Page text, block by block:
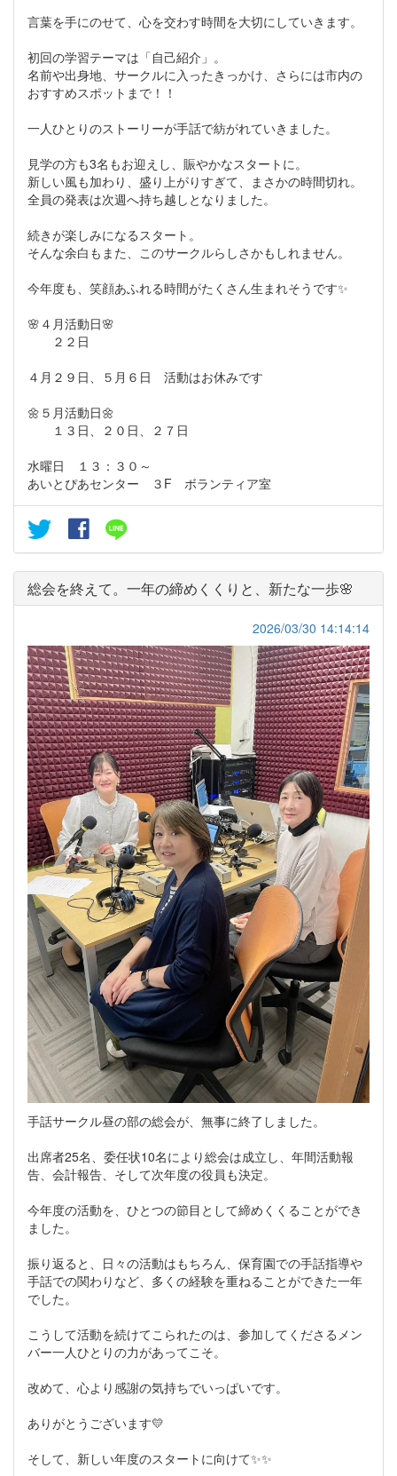
言葉を手にのせて、心を交わす時間を大切にしていきます。
初回の学習テーマは「自己紹介」。
名前や出身地、サークルに入ったきっかけ、さらには市内の
おすすめスポットまで！！
一人ひとりのストーリーが手話で紡がれていきました。
見学の方も3名もお迎えし、賑やかなスタートに。
新しい風も加わり、盛り上がりすぎて、まさかの時間切れ。
全員の発表は次週へ持ち越しとなりました。
続きが楽しみになるスタート。
そんな余白もまた、このサークルらしさかもしれません。
今年度も、笑顔あふれる時間がたくさん生まれそうです✨
🌸４月活動日🌸
２２日
４月２９日、５月６日 活動はお休みです
🌼５月活動日🌼
１３日、２０日、２７日
水曜日 １３：３０～
あいとぴあセンター ３F ボランティア室
総会を終えて。一年の締めくくりと、新たな一歩🌸
2026/03/30 14:14:14
手話サークル昼の部の総会が、無事に終了しました。
出席者25名、委任状10名により総会は成立し、年間活動報
告、会計報告、そして次年度の役員も決定。
今年度の活動を、ひとつの節目として締めくくることができ
ました。
振り返ると、日々の活動はもちろん、保育園での手話指導や
手話での関わりなど、多くの経験を重ねることができた一年
でした。
こうして活動を続けてこられたのは、参加してくださるメン
バー一人ひとりの力があってこそ。
改めて、心より感謝の気持ちでいっぱいです。
ありがとうございます💛
そして、新しい年度のスタートに向けて✨✨